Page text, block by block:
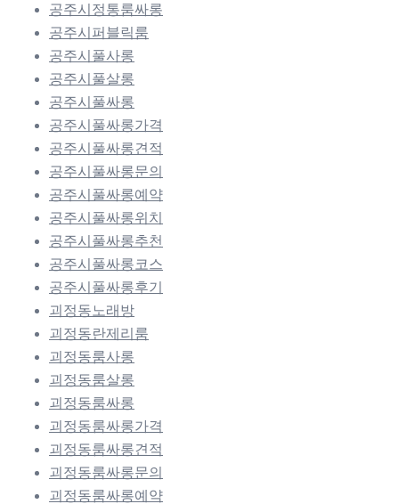
공주시정통룸싸롱
공주시퍼블릭룸
공주시풀사롱
공주시풀살롱
공주시풀싸롱
공주시풀싸롱가격
공주시풀싸롱견적
공주시풀싸롱문의
공주시풀싸롱예약
공주시풀싸롱위치
공주시풀싸롱추천
공주시풀싸롱코스
공주시풀싸롱후기
괴정동노래방
괴정동란제리룸
괴정동룸사롱
괴정동룸살롱
괴정동룸싸롱
괴정동룸싸롱가격
괴정동룸싸롱견적
괴정동룸싸롱문의
괴정동룸싸롱예약